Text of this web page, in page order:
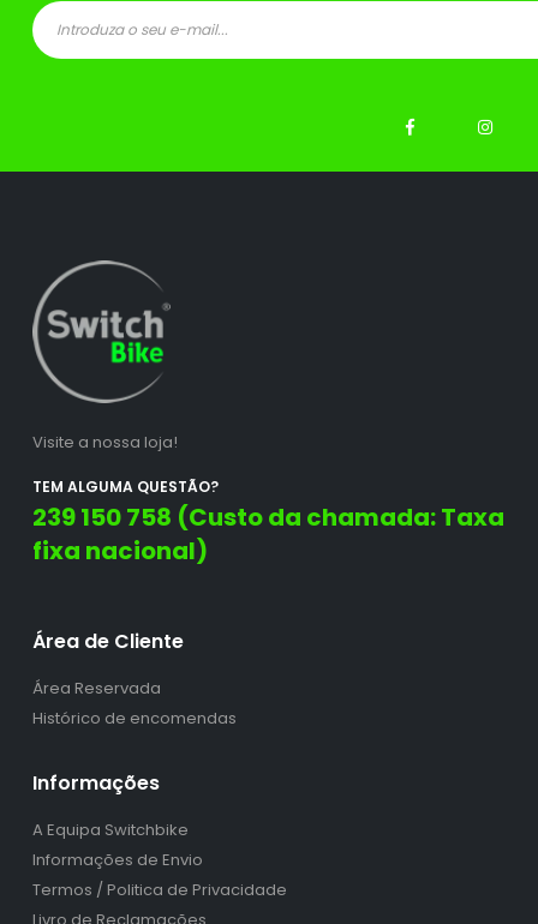
Visite a nossa loja!
TEM ALGUMA QUESTÃO?
239 150 758 (Custo da chamada: Taxa
fixa nacional)
Área de Cliente
Área Reservada
Histórico de encomendas
Informações
A Equipa Switchbike
Informações de Envio
Termos / Politica de Privacidade